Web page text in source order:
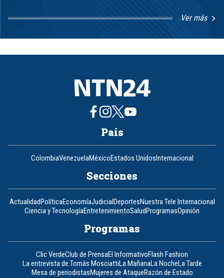
Ver más
1
8
País
ColombiaVenezuelaMéxicoEstados UnidosInternacional
Secciones
ActualidadPolíticaEconomíaJudicialDeportesNuestra Tele Internacional
Ciencia y TecnologíaEntretenimientoSaludProgramasOpinión
Programas
Clic VerdeClub de PrensaEl InformativoFlash Fashion
La entrevista de Tomás MosciattiLa MañanaLa NocheLa Tarde
Mesa de periodistasMujeres de AtaqueRazón de Estado